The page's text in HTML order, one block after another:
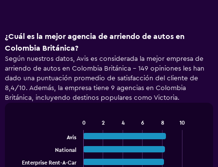
¿Cuál es la mejor agencia de arriendo de autos en
Colombia Británica?
Según nuestros datos, Avis es considerada la mejor empresa de
arriendo de autos en Colombia Británica - 149 opiniones les han
dado una puntuación promedio de satisfacción del cliente de
8,4/10. Además, la empresa tiene 9 agencias en Colombia
Británica, incluyendo destinos populares como Victoria.
bars.
Avis
National
Enterprise Rent-A-Car
0 2 4 6 8 10